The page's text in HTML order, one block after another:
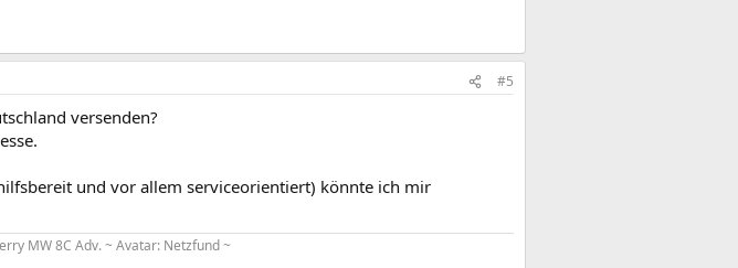
#5
versenden?
und vor allem serviceorientiert) könnte ich mir
MW 8C Adv. ~ Avatar: Netzfund ~